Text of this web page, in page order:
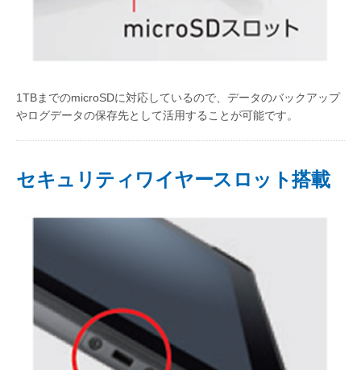
1TBまでのmicroSDに対応しているので、データのバックアップ
やログデータの保存先として活用することが可能です。
セキュリティワイヤースロット搭載